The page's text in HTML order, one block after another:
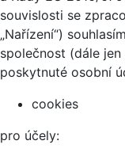
souvislosti se
„Nařízení“)
společnost (dále jen
poskytnuté osobní
cookies
pro účely: